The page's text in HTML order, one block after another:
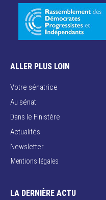
ALLER PLUS LOIN
Votre sénatrice
Au sénat
Dans le Finistère
Actualités
Newsletter
Mentions légales
LA DERNIÈRE ACTU